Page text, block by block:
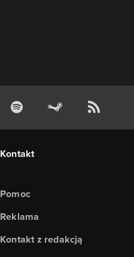
Kontakt
Pomoc
Reklama
Kontakt z redakcją